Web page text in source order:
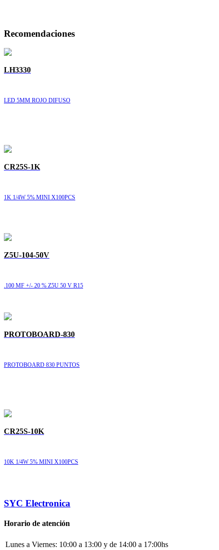
Recomendaciones
LH3330
LED 5MM ROJO DIFUSO
CR25S-1K
1K 1/4W 5% MINI X100PCS
Z5U-104-50V
.100 MF +/- 20 % Z5U 50 V R15
PROTOBOARD-830
PROTOBOARD 830 PUNTOS
CR25S-10K
10K 1/4W 5% MINI X100PCS
SYC Electronica
Horario de atención
Lunes a Viernes: 10:00 a 13:00 y de 14:00 a 17:00hs